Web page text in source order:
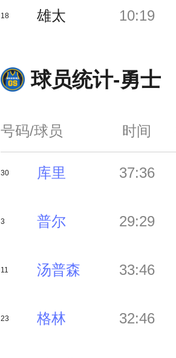
18 雄太 10:19
球员统计-勇士
号码/球员
30 库里
3 普尔
11 汤普森
23 格林
时间
37:36
29:29
33:46
32:46